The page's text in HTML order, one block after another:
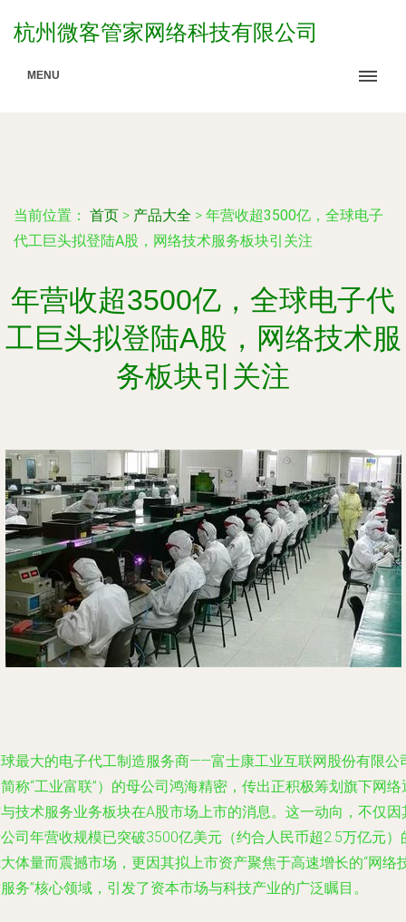
杭州微客管家网络科技有限公司
MENU
当前位置： 首页 > 产品大全 > 年营收超3500亿，全球电子
代工巨头拟登陆A股，网络技术服务板块引关注
年营收超3500亿，全球电子代
工巨头拟登陆A股，网络技术服
务板块引关注
最大的电子代工制造服务商——富士康工业互联网股份有限公
称“工业富联”）的母公司鸿海精密，传出正积极筹划旗下网络
技术服务业务板块在A股市场上市的消息。这一动向，不仅因
司年营收规模已突破3500亿美元（约合人民币超2.5万亿元）
体量而震撼市场，更因其拟上市资产聚焦于高速增长的“网络
务”核心领域，引发了资本市场与科技产业的广泛瞩目。